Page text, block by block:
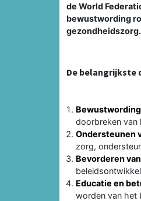
de World
bewustwording
gezondheidszorg.
De belangrijkste
doorbreken van
Ondersteunen
zorg,
Bevorderen
Educatie en
worden van het